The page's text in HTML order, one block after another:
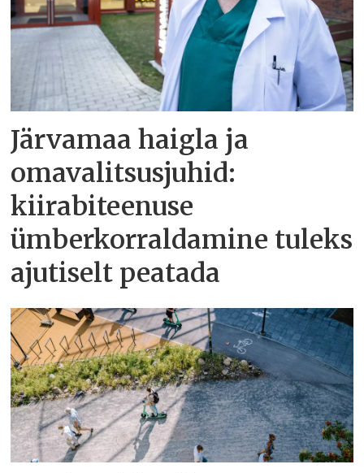
Järvamaa haigla ja
omavalitsusjuhid:
kiirabiteenuse
ümberkorraldamine tuleks
ajutiselt peatada